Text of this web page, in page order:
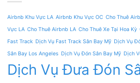
Airbnb Khu Vực LA Airbnb Khu Vực OC Cho Thuê
Vực LA Cho Thuê Airbnb LA Cho Thuê Xe Tại Hoa Kỳ
Fast Track Dịch Vụ Fast Track Sân Bay Mỹ Dịch Vụ
Sân Bay Los Angeles Dịch Vụ Đón Sân Bay Mỹ Dịch
Dịch Vụ Đưa Đón